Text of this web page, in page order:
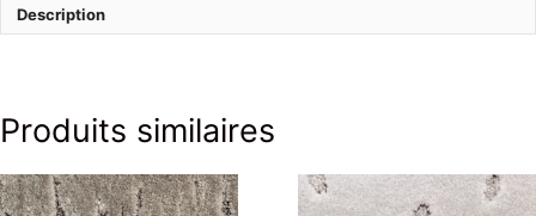
Description
Produits similaires